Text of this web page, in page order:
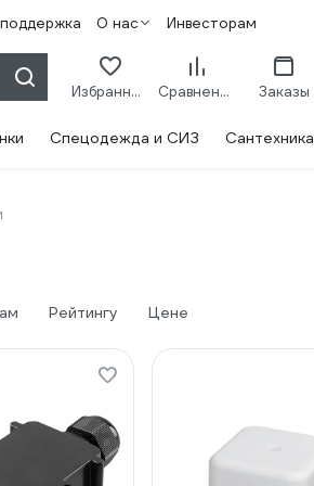
О нас Инвесторам
Избранное Сравнение Заказы
Спецодежда и СИЗ Сантехника
Рейтингу Цене